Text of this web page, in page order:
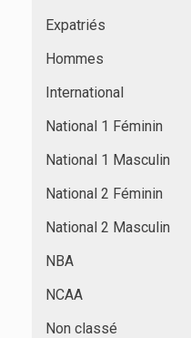
Expatriés
Hommes
International
National 1 Féminin
National 1 Masculin
National 2 Féminin
National 2 Masculin
NBA
NCAA
Non classé